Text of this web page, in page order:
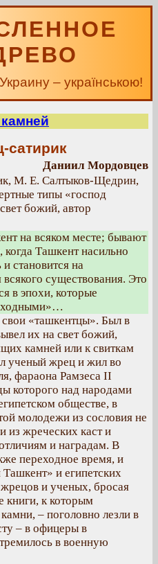
– українською!
сатирик
Даниил Мордовцев
М. Е. Салтыков-Щедрин,
типы «господ
божий, автор
на всяком месте; бывают
Ташкент насильно
становится на
существования. Это
в эпохи, которые
«ташкентцы». Был в
их на свет божий,
камней или к свиткам
ученый жрец и жил во
фараона Рамзеса II
которого над народами
обществе, в
молодежи из сословия не
из жреческих каст и
и наградам. В
переходное время, и
Ташкент» и египетских
и ученых, бросая
книги, к которым
– поголовно лезли в
– в офицеры в
в военную